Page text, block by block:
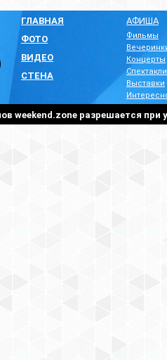
ГЛАВНАЯ
ФОТО
ВИДЕО
СТЕНА
АФИША
Фильмы
Концерты
Спектакли
Выставки
weekend.zone разрешается